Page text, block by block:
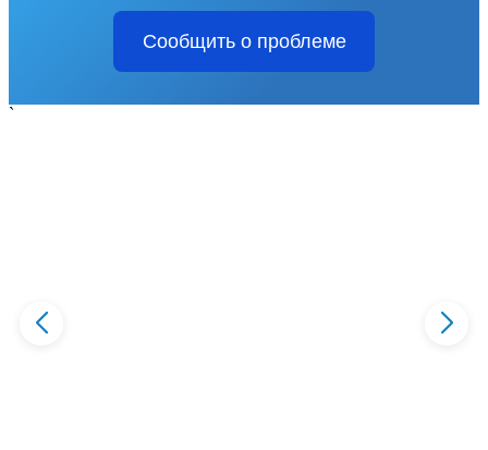
Сообщить о проблеме
`